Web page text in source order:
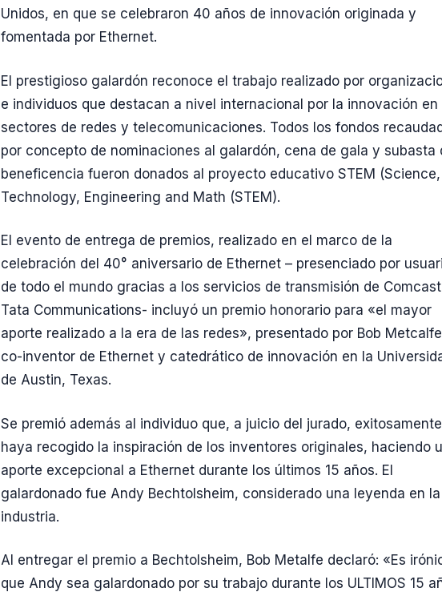
Unidos, en que se celebraron 40 años de innovación originada y
fomentada por Ethernet.
El prestigioso galardón reconoce el trabajo realizado por
e individuos que destacan a nivel internacional por la innovación en
sectores de redes y telecomunicaciones. Todos los fondos
por concepto de nominaciones al galardón, cena de gala y subasta
beneficencia fueron donados al proyecto educativo STEM (Science,
Technology, Engineering and Math (STEM).
El evento de entrega de premios, realizado en el marco de la
celebración del 40° aniversario de Ethernet – presenciado por
de todo el mundo gracias a los servicios de transmisión de
Tata Communications- incluyó un premio honorario para «el mayor
aporte realizado a la era de las redes», presentado por Bob
co-inventor de Ethernet y catedrático de innovación en la
de Austin, Texas.
Se premió además al individuo que, a juicio del jurado, exitosamente
haya recogido la inspiración de los inventores originales, haciendo
aporte excepcional a Ethernet durante los últimos 15 años. El
galardonado fue Andy Bechtolsheim, considerado una leyenda en la
industria.
Al entregar el premio a Bechtolsheim, Bob Metalfe declaró: «Es
que Andy sea galardonado por su trabajo durante los ULTIMOS 15